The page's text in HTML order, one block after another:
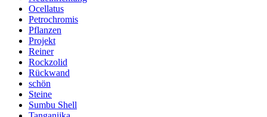
Ocellatus
Petrochromis
Pflanzen
Projekt
Reiner
Rockzolid
Rückwand
schön
Steine
Sumbu Shell